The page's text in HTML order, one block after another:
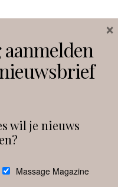
Facebook
wil je nieuws
Massage Magazine
×